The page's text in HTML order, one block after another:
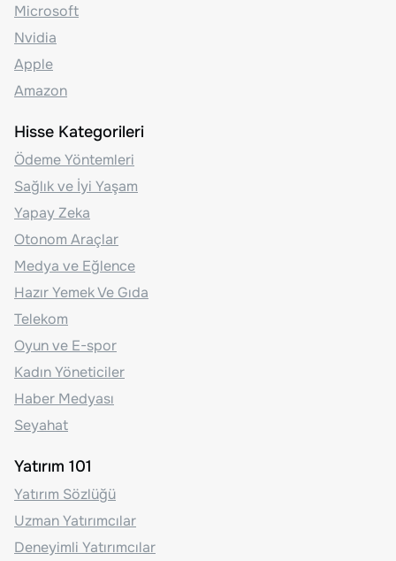
Microsoft
Nvidia
Apple
Amazon
Hisse Kategorileri
Ödeme Yöntemleri
Sağlık ve İyi Yaşam
Yapay Zeka
Otonom Araçlar
Medya ve Eğlence
Hazır Yemek Ve Gıda
Telekom
Oyun ve E-spor
Kadın Yöneticiler
Haber Medyası
Seyahat
Yatırım 101
Yatırım Sözlüğü
Uzman Yatırımcılar
Deneyimli Yatırımcılar